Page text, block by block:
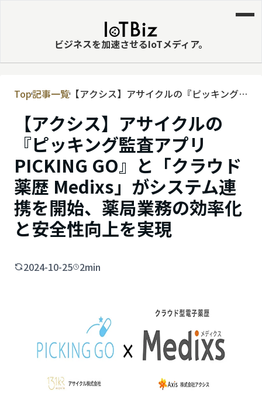
ビジネスを加速させるIoTメディア。
MVNE
エッジ
LPWA
DaaS
IaaS
PaaS
ビッグデータ
Top記事一覧 【アクシス】アサイクルの『ピッキング
薬歴 Medixs」がシステム連携を開始、薬
局業務の効率化と安全性向上を実現
【アクシス】アサイクルの
『ピッキング監査アプリ
PICKING GO』と「クラウド
薬歴 Medixs」がシステム連
携を開始、薬局業務の効率化
と安全性向上を実現
2024-10-25 2min